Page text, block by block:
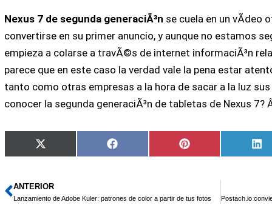
Nexus 7 de segunda generaciÃ³n se cuela en un vÃ­deo
convertirse en su primer anuncio, y aunque no estamos
empieza a colarse a travÃ©s de internet informaciÃ³n
parece que en este caso la verdad vale la pena estar
tanto como otras empresas a la hora de sacar a la luz
conocer la segunda generaciÃ³n de tabletas de Nexus 7?
Compartir
en
X
(Twitter)
Compartir
en
Facebook
Compartir
en
Pinterest
en
Ant
ANTERIOR
Lanzamiento de Adobe Kuler: patrones de color a partir de tus fotos